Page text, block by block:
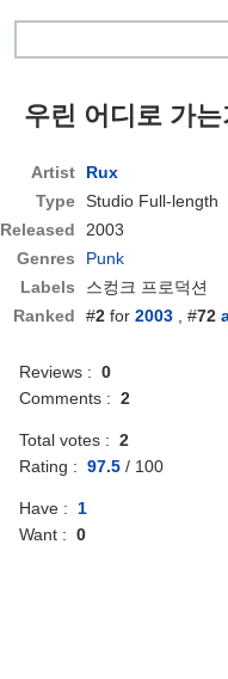
우린 어디로 가
Artist
Rux
Type Studio Full-length
Released
2003
Genres
Punk
Labels
스컹크 프로덕션
Ranked
#2 for2003 , #72
Reviews :0
Comments :2
Total votes :2
Rating :97.5 / 100
Have :1
Want :0